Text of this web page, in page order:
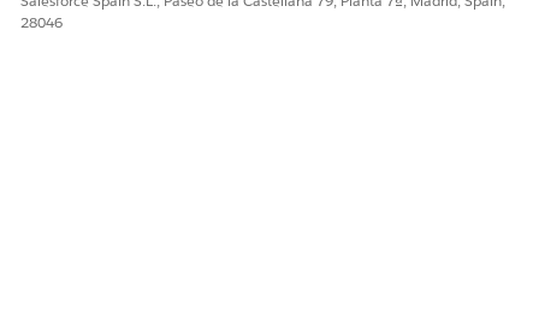
¿RESOLVIÓ ESTE ARTÍCULO SU PROBLEMA?
28046